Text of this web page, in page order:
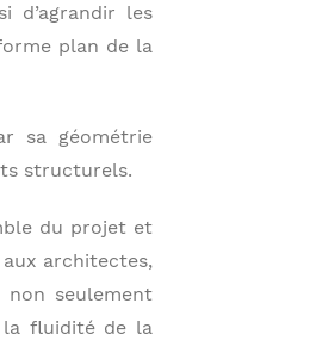
d’agrandir les
plan de la
sa géométrie
structurels.
du projet et
architectes,
seulement
la fluidité de la